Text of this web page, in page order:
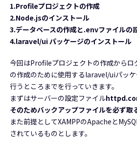
1.Profileプロジェクトの作成
2.Node.jsのインストール
3.データベースの作成と.envファイルの
4.laravel/ui パッケージのインストール
今回はProfileプロジェクトの作成からロ
の作成のために使用するlaravel/uiパッ
行うところまでを行っていきます。
まずはサーバーの設定ファイル
そのためバックアップファイルを必ず取
また前提としてXAMPPのApacheと
されているものとします。